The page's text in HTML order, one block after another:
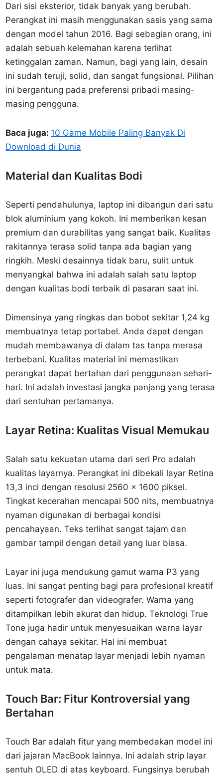
Dari sisi eksterior, tidak banyak yang berubah.
Perangkat ini masih menggunakan sasis yang sama
dengan model tahun 2016. Bagi sebagian orang, ini
adalah sebuah kelemahan karena terlihat
ketinggalan zaman. Namun, bagi yang lain, desain
ini sudah teruji, solid, dan sangat fungsional. Pilihan
ini bergantung pada preferensi pribadi masing-
masing pengguna.
Baca juga: 10 Game Mobile Paling Banyak Di
Download di Dunia
Material dan Kualitas Bodi
Seperti pendahulunya, laptop ini dibangun dari satu
blok aluminium yang kokoh. Ini memberikan kesan
premium dan durabilitas yang sangat baik. Kualitas
rakitannya terasa solid tanpa ada bagian yang
ringkih. Meski desainnya tidak baru, sulit untuk
menyangkal bahwa ini adalah salah satu laptop
dengan kualitas bodi terbaik di pasaran saat ini.
Dimensinya yang ringkas dan bobot sekitar 1,24 kg
membuatnya tetap portabel. Anda dapat dengan
mudah membawanya di dalam tas tanpa merasa
terbebani. Kualitas material ini memastikan
perangkat dapat bertahan dari penggunaan sehari-
hari. Ini adalah investasi jangka panjang yang terasa
dari sentuhan pertamanya.
Layar Retina: Kualitas Visual Memukau
Salah satu kekuatan utama dari seri Pro adalah
kualitas layarnya. Perangkat ini dibekali layar Retina
13,3 inci dengan resolusi 2560 x 1600 piksel.
Tingkat kecerahan mencapai 500 nits, membuatnya
nyaman digunakan di berbagai kondisi
pencahayaan. Teks terlihat sangat tajam dan
gambar tampil dengan detail yang luar biasa.
Layar ini juga mendukung gamut warna P3 yang
luas. Ini sangat penting bagi para profesional kreatif
seperti fotografer dan videografer. Warna yang
ditampilkan lebih akurat dan hidup. Teknologi True
Tone juga hadir untuk menyesuaikan warna layar
dengan cahaya sekitar. Hal ini membuat
pengalaman menatap layar menjadi lebih nyaman
untuk mata.
Touch Bar: Fitur Kontroversial yang
Bertahan
Touch Bar adalah fitur yang membedakan model ini
dari jajaran MacBook lainnya. Ini adalah strip layar
sentuh OLED di atas keyboard. Fungsinya berubah